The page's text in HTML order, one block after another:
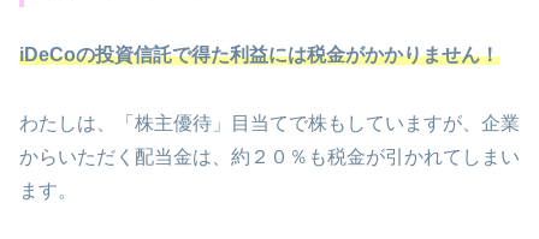
iDeCoの投資信託で得た利益には税金がかかりません！
わたしは、「株主優待」目当てで株もしていますが、企業
からいただく配当金は、約２０％も税金が引かれてしまい
ます。